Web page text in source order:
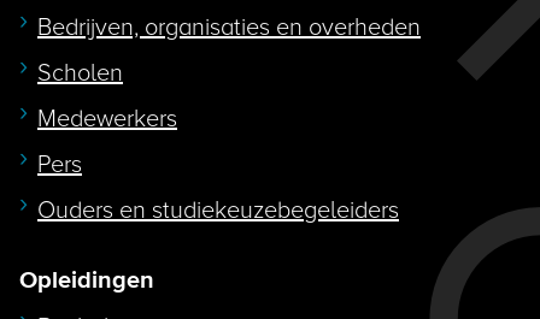
Bedrijven, organisaties en overheden
Scholen
Medewerkers
Pers
Ouders en studiekeuzebegeleiders
Opleidingen